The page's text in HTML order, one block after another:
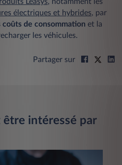
électriques et hybrides, par
de consommation et la
les véhicules.
Partager sur
être intéressé par